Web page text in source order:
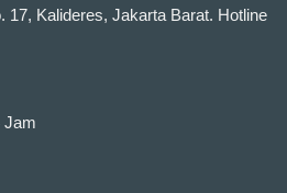
17, Kalideres, Jakarta Barat. Hotline
Jam